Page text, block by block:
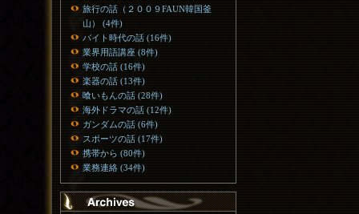
旅行の話（２００９FAUN韓国釜
山） (4件)
バイト時代の話 (16件)
業界用語講座 (8件)
学校の話 (16件)
楽器の話 (13件)
喰いもんの話 (28件)
海外ドラマの話 (12件)
ガンダムの話 (6件)
スポーツの話 (17件)
携帯から (80件)
業務連絡 (34件)